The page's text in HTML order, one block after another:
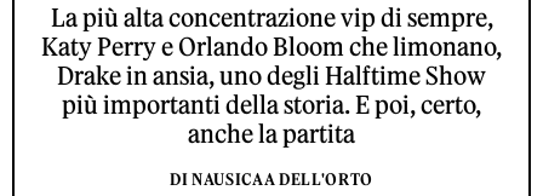
La più alta concentrazione vip di sempre,
Katy Perry e Orlando Bloom che limonano,
Drake in ansia, uno degli Halftime Show
più importanti della storia. E poi, certo,
anche la partita
DI NAUSICAA DELL'ORTO